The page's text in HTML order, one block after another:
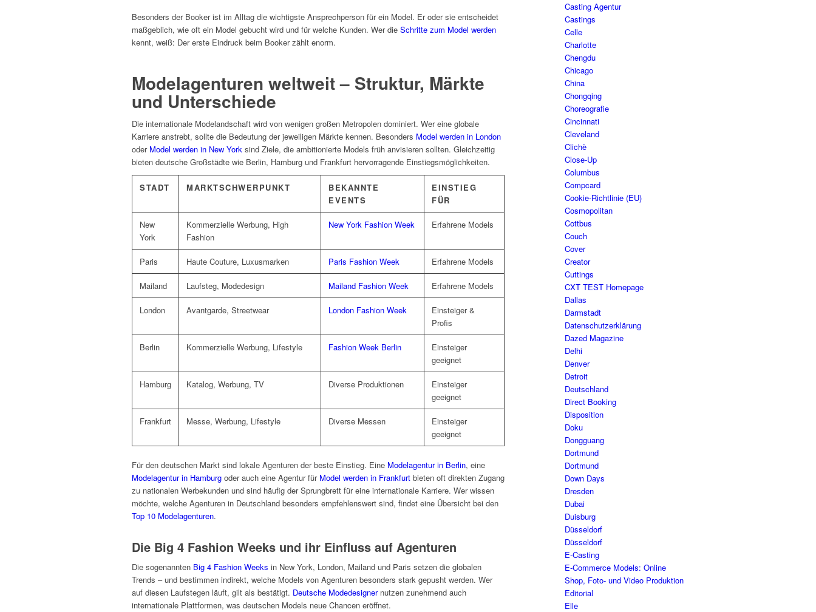
Besonders der Booker ist im Alltag die wichtigste Ansprechperson für ein Model. Er oder sie entscheidet
maßgeblich, wie oft ein Model gebucht wird und für welche Kunden. Wer die Schritte zum Model werden
kennt, weiß: Der erste Eindruck beim Booker zählt enorm.
Modelagenturen weltweit – Struktur, Märkte
und Unterschiede
Die internationale Modelandschaft wird von wenigen großen Metropolen dominiert. Wer eine globale
Karriere anstrebt, sollte die Bedeutung der jeweiligen Märkte kennen. Besonders Model werden in London
oder Model werden in New York sind Ziele, die ambitionierte Models früh anvisieren sollten. Gleichzeitig
bieten deutsche Großstädte wie Berlin, Hamburg und Frankfurt hervorragende Einstiegsmöglichkeiten.
STADT MARKTSCHWERPUNKT
BEKANNTE
EVENTS
EINSTIEG
FÜR
New
York
Kommerzielle Werbung, High
Fashion
New York Fashion Week Erfahrene Models
Paris Haute Couture, Luxusmarken Paris Fashion Week Erfahrene Models
Mailand Laufsteg, Modedesign Mailand Fashion Week Erfahrene Models
London Avantgarde, Streetwear London Fashion Week
Einsteiger &
Profis
Berlin Kommerzielle Werbung, Lifestyle Fashion Week Berlin
Einsteiger
geeignet
Hamburg Katalog, Werbung, TV Diverse Produktionen
Einsteiger
geeignet
Frankfurt Messe, Werbung, Lifestyle Diverse Messen
Einsteiger
geeignet
Für den deutschen Markt sind lokale Agenturen der beste Einstieg. Eine Modelagentur in Berlin, eine
Modelagentur in Hamburg oder auch eine Agentur für Model werden in Frankfurt bieten oft direkten Zugang
zu nationalen Werbekunden und sind häufig der Sprungbrett für eine internationale Karriere. Wer wissen
möchte, welche Agenturen in Deutschland besonders empfehlenswert sind, findet eine Übersicht bei den
Top 10 Modelagenturen.
Die Big 4 Fashion Weeks und ihr Einfluss auf Agenturen
Die sogenannten Big 4 Fashion Weeks in New York, London, Mailand und Paris setzen die globalen
Trends – und bestimmen indirekt, welche Models von Agenturen besonders stark gepusht werden. Wer
auf diesen Laufstegen läuft, gilt als bestätigt. Deutsche Modedesignernutzen zunehmend auch
internationale Plattformen, was deutschen Models neue Chancen eröffnet.
Casting Agentur
Castings
Celle
Charlotte
Chengdu
Chicago
China
Chongqing
Choreografie
Cincinnati
Cleveland
Clichè
Close-Up
Columbus
Compcard
Cookie-Richtlinie (EU)
Cosmopolitan
Cottbus
Couch
Cover
Creator
Cuttings
CXT TEST Homepage
Dallas
Darmstadt
Datenschutzerklärung
Dazed Magazine
Delhi
Denver
Detroit
Deutschland
Direct Booking
Disposition
Doku
Dongguang
Dortmund
Dortmund
Down Days
Dresden
Dubai
Duisburg
Düsseldorf
Düsseldorf
E-Casting
E-Commerce Models: Online
Shop, Foto- und Video Produktion
Editorial
Elle